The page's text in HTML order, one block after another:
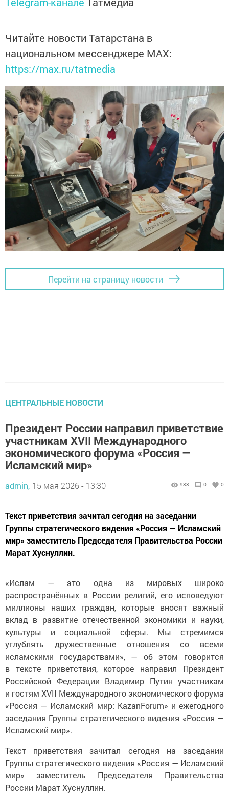
Читайте новости Татарстана в
национальном мессенджере MАХ:
https://max.ru/tatmedia
Перейти на страницу новости
ЦЕНТРАЛЬНЫЕ НОВОСТИ
Президент России направил приветствие
участникам XVII Международного
экономического форума «Россия —
Исламский мир»
admin, 15 мая 2026 - 13:30 983 0 0
Текст приветствия зачитал сегодня на заседании
Группы стратегического видения «Россия — Исламский
мир» заместитель Председателя Правительства России
Марат Хуснуллин.
«Ислам — это одна из мировых широко
распространённых в России религий, его исповедуют
миллионы наших граждан, которые вносят важный
вклад в развитие отечественной экономики и науки,
культуры и социальной сферы. Мы стремимся
углублять дружественные отношения со всеми
исламскими государствами», — об этом говорится
в тексте приветствия, которое направил Президент
Российской Федерации Владимир Путин участникам
и гостям XVII Международного экономического форума
«Россия — Исламский мир: KazanForum» и ежегодного
заседания Группы стратегического видения «Россия —
Исламский мир».
Текст приветствия зачитал сегодня на заседании
Группы стратегического видения «Россия — Исламский
мир» заместитель Председателя Правительства
России Марат Хуснуллин.